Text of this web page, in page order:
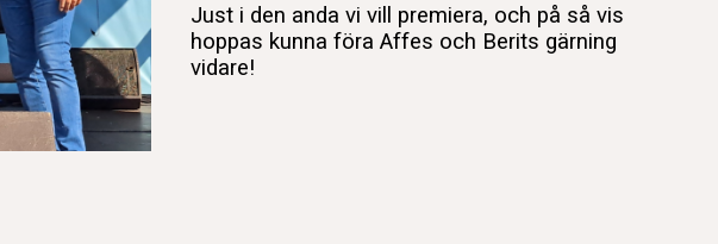
Just i den anda vi vill premiera, och på så vis
hoppas kunna föra Affes och Berits gärning
vidare!